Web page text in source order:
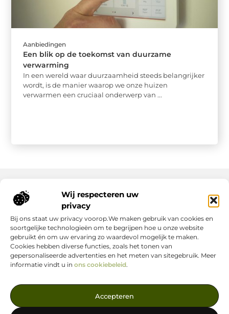
Wij respecteren uw
privacy
Bij ons staat uw privacy voorop.We maken gebruik van cookies en
soortgelijke technologieën om te begrijpen hoe u onze website
gebruikt én om uw ervaring zo waardevol mogelijk te maken.
Cookies hebben diverse functies, zoals het tonen van
gepersonaliseerde advertenties en het meten van sitegebruik. Meer
informatie vindt u in ons cookiebeleid.
Accepteren
Aanbiedingen
Een blik op de toekomst van duurzame
verwarming
In een wereld waar duurzaamheid steeds belangrijker
wordt, is de manier waarop we onze huizen
verwarmen een cruciaal onderwerp van ...
— Ontdek inspirerende verhalen, nuttige tips en waardevolle
artikelen, allemaal op één centrale plek. Start je leesavontuur
Onze informatie